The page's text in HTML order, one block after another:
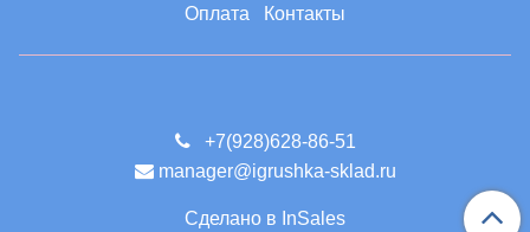
Оплата Контакты
+7(928)628-86-51
manager@igrushka-sklad.ru
Сделано в InSales